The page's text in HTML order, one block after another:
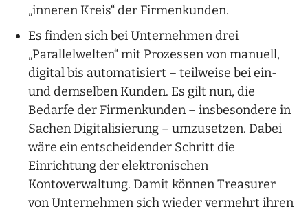
„inneren Kreis“ der Firmenkunden.
Es finden sich bei Unternehmen drei
„Parallelwelten“ mit Prozessen von manuell,
digital bis automatisiert – teilweise bei ein-
und demselben Kunden. Es gilt nun, die
Bedarfe der Firmenkunden – insbesondere in
Sachen Digitalisierung – umzusetzen. Dabei
wäre ein entscheidender Schritt die
Einrichtung der elektronischen
Kontoverwaltung. Damit können Treasurer
von Unternehmen sich wieder vermehrt ihren